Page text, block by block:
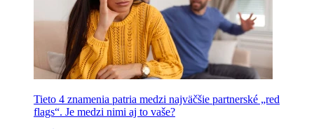
Tieto 4 znamenia patria medzi najväčšie partnerské „red
flags“. Je medzi nimi aj to vaše?